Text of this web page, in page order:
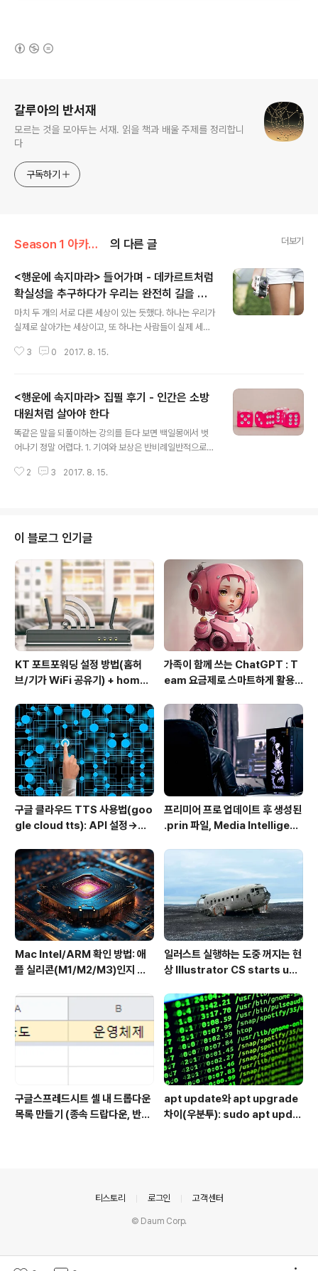
갈루아의 반서재
모르는 것을 모아두는 서재. 읽을 책과 배울 주제를 정리합니
다
구독하기
Season 1 아카이브/인물 의 다른 글 더보기
<행운에 속지마라> 들어가며 - 데카르트처럼
확실성을 추구하다가 우리는 완전히 길을 잃
고 말았다.
마치 두 개의 서로 다른 세상이 있는 듯했다. 하나는 우리가
실제로 살아가는 세상이고, 또 하나는 사람들이 실제 세상
로 치우치는 이유는 간단하다. 과거에 일어난 사건들은 항
기를 들어보면, 사후에 자신이 생각하고 싶은 대로 짜 맞춘
이야기가 대부분이다. 나의 깊은 곳에 자리 잡고 있는 지적
회의론을 보호하고 계발해야 하는 중요한 자산으로 생각하
고 있다. '대단한 지식인 행세를 하는 사람들을 조롱하는 일
에 주력한다'라는 것이 나의 신조이다. 이를 위해서는 지적
확신을 중시하는 전통적 사고방식을 내다 버려야 한다. 데
3 0 2017. 8. 15.
<행운에 속지마라> 집필 후기 - 인간은 소방
대원처럼 살아야 한다
똑같은 말을 되풀이하는 강의를 듣다 보면 백일몽에서 벗
어나기 정말 어렵다. 1. 기여와 보상은 반비례일반적으로
중에는 치과의사의 경우처럼 식별하기 쉬운 능력도 있고,
라 결정된다.능력을 드러내는 열쇠는 반복성이다. 표본경
로가 아주 길어지면 결국 서로 닮게 된다는 뜻이다(에르고
딕성). 단 한 번의 룰렛에 돈을 걸어 100만 달러를 날렸다
면, 원래 카지노가 유리했던 것인지 단지 내가 운이 나빴던
것인지 확인할 수가 없다. 그러나 1달러씩 100만번을 건다
면, 카지노가 유리하다는 사실을 체계적으로..
2 3 2017. 8. 15.
이 블로그 인기글
KT 포트포워딩 설정 방법(홈허
브/기가 WiFi 공유기) + homeh
가족이 함께 쓰는 ChatGPT : T
eam 요금제로 스마트하게 활용
구글 클라우드 TTS 사용법(goo
gle cloud tts): API 설정→음
프리미어 프로 업데이트 후 생성된
.prin 파일, Media Intelligenc
Mac Intel/ARM 확인 방법: 애
플 실리콘(M1/M2/M3)인지 인
일러스트 실행하는 도중 꺼지는 현
상 Illustrator CS starts up
ly
구글스프레드시트 셀 내 드롭다운
목록 만들기 (종속 드랍다운, 반응
apt update와 apt upgrade
차이(우분투): sudo apt updat
티스토리 로그인 고객센터
© Daum Corp.